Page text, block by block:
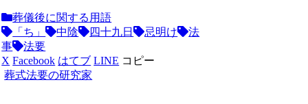
葬儀後に関する用語
「ち」
中陰 四十九日 忌明け
法
事
法要
X Facebook はてブ LINE コピー
葬式法要の研究家